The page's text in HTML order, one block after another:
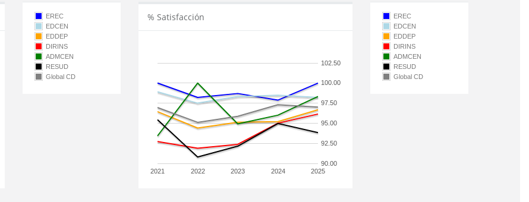
EREC
EDCEN
EDDEP
DIRINS
ADMCEN
RESUD
Global CD
% Satisfacción
2021 2022 2023 2024 2025
90.00
92.50
95.00
97.50
100.00
102.50
EREC
EDCEN
EDDEP
DIRINS
ADMCEN
RESUD
Global CD